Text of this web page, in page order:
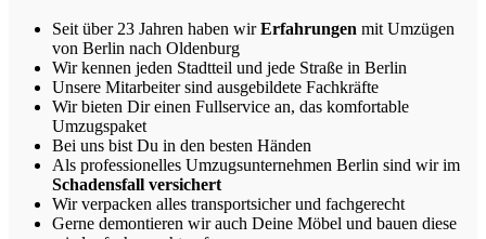
Seit über 23 Jahren haben wirErfahrungen mit Umzügen
von Berlin nach Oldenburg
Wir kennen jeden Stadtteil und jede Straße in Berlin
Unsere Mitarbeiter sind ausgebildete Fachkräfte
Wir bieten Dir einen Fullservice an, das komfortable
Umzugspaket
Bei uns bist Du in den besten Händen
Als professionelles Umzugsunternehmen Berlin sind wir im
Schadensfall versichert
Wir verpacken alles transportsicher und fachgerecht
Gerne demontieren wir auch Deine Möbel und bauen diese